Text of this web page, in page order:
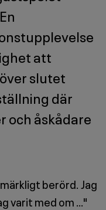
att
slutet
där
och åskådare
berörd. Jag
varit med om …"